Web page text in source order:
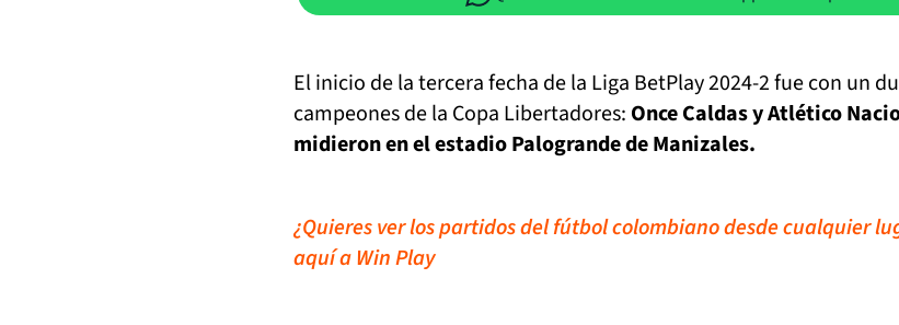
El inicio de la tercera fecha de la Liga BetPlay 2024-2 fue con un
campeones de la Copa Libertadores: Once Caldas y Atlético
midieron en el estadio Palogrande de Manizales.
¿Quieres ver los partidos del fútbol colombiano desde cualquier
aquí a Win Play